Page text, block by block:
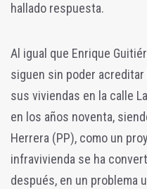
hallado respuesta.
Al igual que Enrique
siguen sin poder
sus viviendas en la calle
en los años noventa,
Herrera (PP), como un
infravivienda se ha
después, en un problema